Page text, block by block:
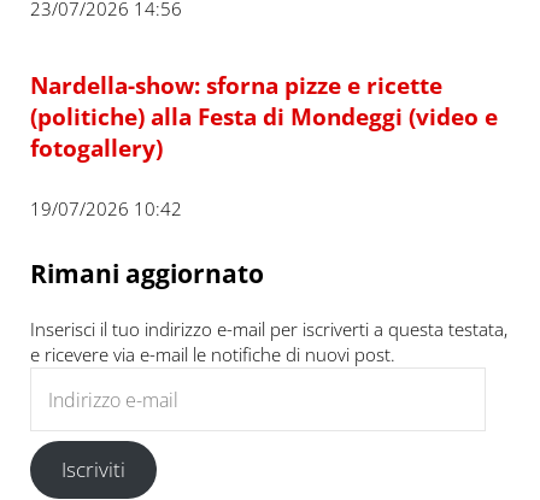
23/07/2026 14:56
Nardella-show: sforna pizze e ricette
(politiche) alla Festa di Mondeggi (video e
fotogallery)
19/07/2026 10:42
Rimani aggiornato
Inserisci il tuo indirizzo e-mail per iscriverti a questa testata,
e ricevere via e-mail le notifiche di nuovi post.
Iscriviti